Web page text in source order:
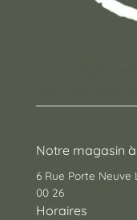
Notre magasin
6 Rue Porte Neuve
00 26
Horaires